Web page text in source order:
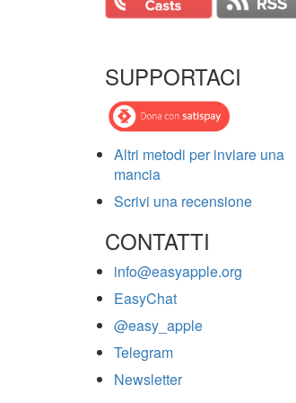
SUPPORTACI
Altri metodi per inviare una
mancia
Scrivi una recensione
CONTATTI
info@easyapple.org
EasyChat
@easy_apple
Telegram
Newsletter